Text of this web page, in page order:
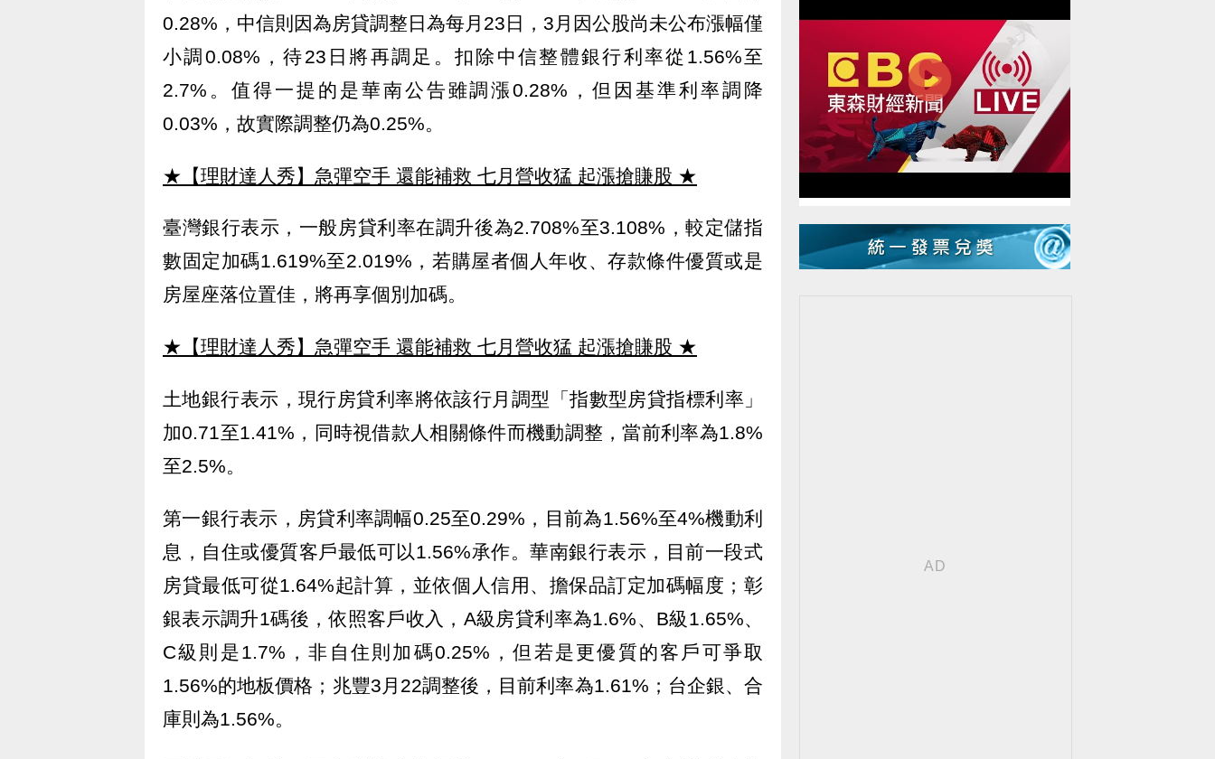
0.28%，中信則因為房貸調整日為每月23日，3月因公股尚未公布漲幅僅
小調0.08%，待23日將再調足。扣除中信整體銀行利率從1.56%至
2.7%。值得一提的是華南公告雖調漲0.28%，但因基準利率調降
0.03%，故實際調整仍為0.25%。
★【理財達人秀】急彈空手 還能補救 七月營收猛 起漲搶賺股 ★
臺灣銀行表示，一般房貸利率在調升後為2.708%至3.108%，較定儲指
數固定加碼1.619%至2.019%，若購屋者個人年收、存款條件優質或是
房屋座落位置佳，將再享個別加碼。
★【理財達人秀】急彈空手 還能補救 七月營收猛 起漲搶賺股 ★
土地銀行表示，現行房貸利率將依該行月調型「指數型房貸指標利率」
加0.71至1.41%，同時視借款人相關條件而機動調整，當前利率為1.8%
至2.5%。
第一銀行表示，房貸利率調幅0.25至0.29%，目前為1.56%至4%機動利
息，自住或優質客戶最低可以1.56%承作。華南銀行表示，目前一段式
房貸最低可從1.64%起計算，並依個人信用、擔保品訂定加碼幅度；彰
銀表示調升1碼後，依照客戶收入，A級房貸利率為1.6%、B級1.65%、
C級則是1.7%，非自住則加碼0.25%，但若是更優質的客戶可爭取
1.56%的地板價格；兆豐3月22調整後，目前利率為1.61%；台企銀、合
庫則為1.56%。